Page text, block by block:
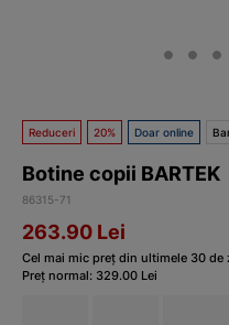
Reduceri 20% Doar online
Botine copii BARTEK
86315-71
263.90 Lei
Cel mai mic preț din ultimele 30 de
Preț normal: 329.00 Lei